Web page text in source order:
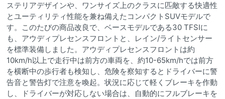
ステリアデザインや、ワンサイズ上のクラスに匹敵する快適性
とユーティリティ性能を兼ね備えたコンパクトSUVモデルで
す。このたびの商品改良で、ベースモデルである30 TFSIに
も、アウディプレセンスフロントと、レイン/ライトセンサー
を標準装備しました。アウディプレセンスフロントは約
10km/h以上で走行中は前方の車両を、約10-65km/hでは前方
を横断中の歩行者も検知し、危険を察知するとドライバーに警
告音と警告灯で注意を喚起。状況に応じて軽くブレーキを作動
し、ドライバーが対応しない場合は、自動的にフルブレーキを